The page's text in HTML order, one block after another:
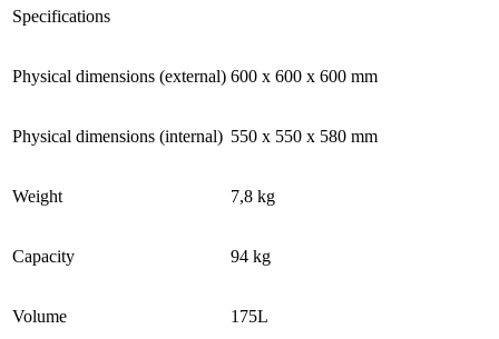
Specifications
Physical dimensions (external) 600 x 600 x 600 mm
Physical dimensions (internal) 550 x 550 x 580 mm
Weight 7,8 kg
Capacity 94 kg
Volume 175L